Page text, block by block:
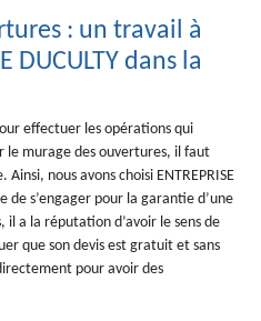
: un travail à
DUCULTY dans la
effectuer les opérations qui
murage des ouvertures, il faut
nous avons choisi ENTREPRISE
de s’engager pour la garantie d’une
a la réputation d’avoir le sens de
que son devis est gratuit et sans
pour avoir des